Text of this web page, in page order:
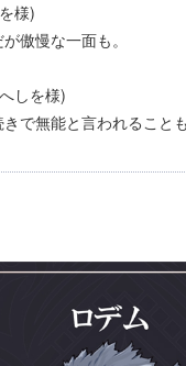
様)
傲慢な一面も。
しを様)
で無能と言われること